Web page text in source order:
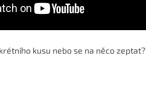
kusu nebo se na něco zeptat?